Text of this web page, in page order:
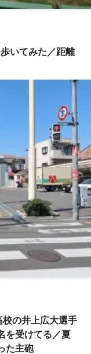
いてみた／距離
の井上広大選手
を受けてる／夏
た主砲